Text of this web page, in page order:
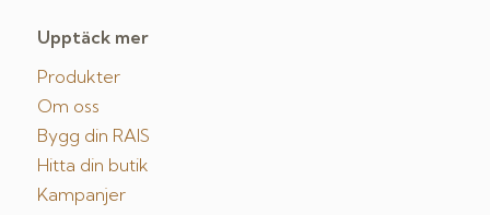
Upptäck mer
Produkter
Om oss
Bygg din RAIS
Hitta din butik
Kampanjer